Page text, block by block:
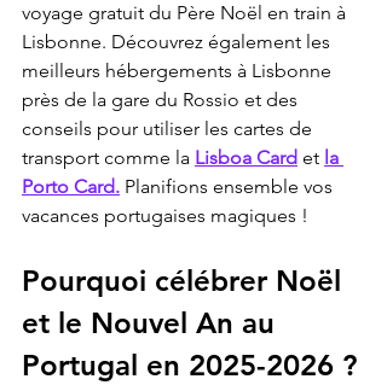
voyage gratuit du Père Noël en train à
Lisbonne. Découvrez également les
meilleurs hébergements à Lisbonne
près de la gare du Rossio et des
conseils pour utiliser les cartes de
transport comme la Lisboa Card et la
Porto Card. Planifions ensemble vos
vacances portugaises magiques !
Pourquoi célébrer Noël
et le Nouvel An au
Portugal en 2025-2026 ?